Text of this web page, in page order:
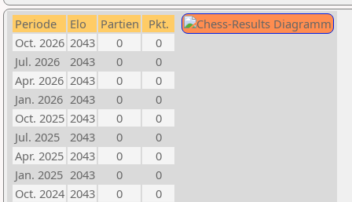
Periode Elo Partien
Pkt.
Oct. 2026 2043 0
0
Jul. 2026
2043 0
0
Apr. 2026 2043 0
0
Jan. 2026 2043 0
0
Oct. 2025 2043 0
0
Jul. 2025
2043 0
0
Apr. 2025 2043 0
0
Jan. 2025 2043 0
0
Oct. 2024 2043 0
0